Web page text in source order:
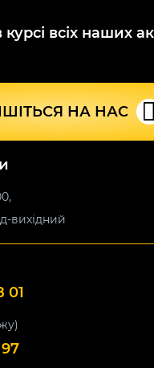
всіх наших
НА НАС
вихідний
01